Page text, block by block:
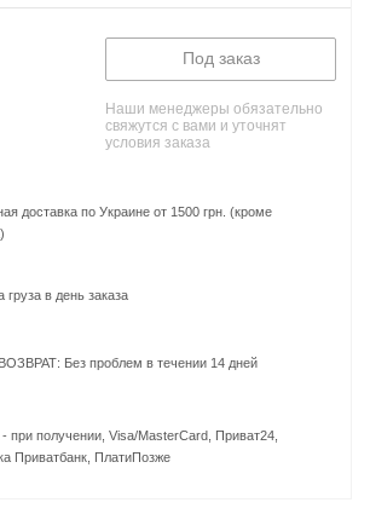
Под заказ
Наши менеджеры обязательно
свяжутся с вами и уточнят
условия заказа
доставка по Украине от 1500 грн. (кроме
груза в день заказа
Без проблем в течении 14 дней
получении, Visa/MasterCard, Приват24,
Приватбанк, ПлатиПозже